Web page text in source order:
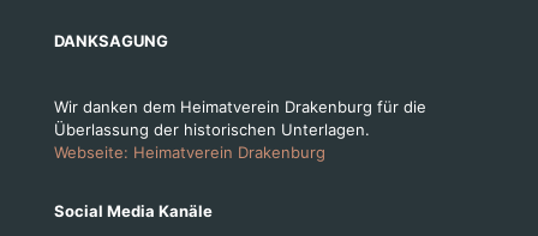
DANKSAGUNG
Wir danken dem Heimatverein Drakenburg für die
Überlassung der historischen Unterlagen.
Webseite: Heimatverein Drakenburg
Social Media Kanäle